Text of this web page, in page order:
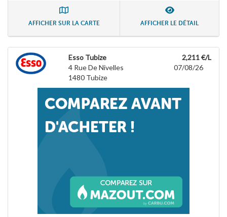
AFFICHER SUR LA CARTE AFFICHER LE DÉTAIL
Esso Tubize
4 Rue De Nivelles
1480 Tubize
2,211 €/L
07/08/26